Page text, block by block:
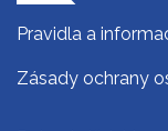
Pravidla a
Zásady ochrany